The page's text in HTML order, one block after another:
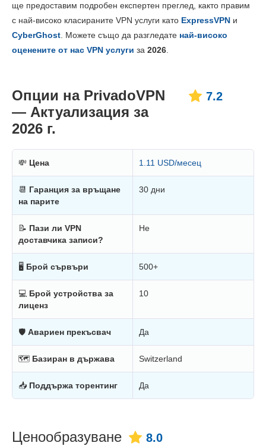
Надеждност и поддръжка 7.0
ще предоставим подробен експертен преглед, както правим
с най-високо класираните VPN услуги като ExpressVPN и
CyberGhost. Можете също да разгледате най-високо
оценените от нас VPN услуги за 2026.
Опции на PrivadoVPN
— Актуализация за
2026 г.
7.2
💸 Цена 1.11 USD/месец
📆 Гаранция за връщане
на парите
30 дни
📝 Пази ли VPN
доставчика записи?
Не
🖥 Брой сървъри 500+
💻 Брой устройства за
лиценз
10
🛡 Авариен прекъсвач Да
🗺 Базиран в държава Switzerland
📥 Поддържа торентинг Да
Ценообразуване 8.0